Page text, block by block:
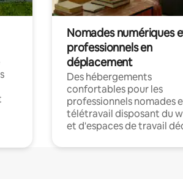
Nomades numériques
professionnels en
déplacement
Des hébergements
confortables pour les
professionnels nomades
télétravail disposant du
et d'espaces de travail